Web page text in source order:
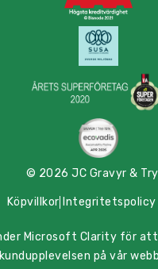
© 2026 JC Gravyr &
Köpvillkor Integritetspolicy
Microsoft Clarity för att
på vår